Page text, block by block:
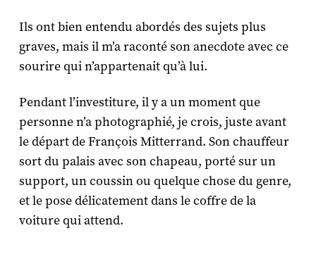
Ils ont bien entendu abordés des sujets plus
graves, mais il m’a raconté son anecdote avec ce
sourire qui n’appartenait qu’à lui.
Pendant l’investiture, il y a un moment que
personne n’a photographié, je crois, juste avant
le départ de François Mitterrand. Son chauffeur
sort du palais avec son chapeau, porté sur un
support, un coussin ou quelque chose du genre,
et le pose délicatement dans le coffre de la
voiture qui attend.